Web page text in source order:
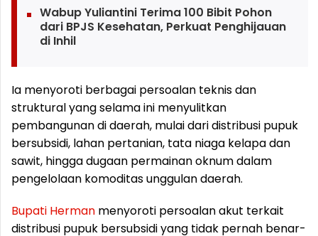
Wabup Yuliantini Terima 100 Bibit Pohon
dari BPJS Kesehatan, Perkuat Penghijauan
di Inhil
Ia menyoroti berbagai persoalan teknis dan
struktural yang selama ini menyulitkan
pembangunan di daerah, mulai dari distribusi pupuk
bersubsidi, lahan pertanian, tata niaga kelapa dan
sawit, hingga dugaan permainan oknum dalam
pengelolaan komoditas unggulan daerah.
Bupati Herman menyoroti persoalan akut terkait
distribusi pupuk bersubsidi yang tidak pernah benar-